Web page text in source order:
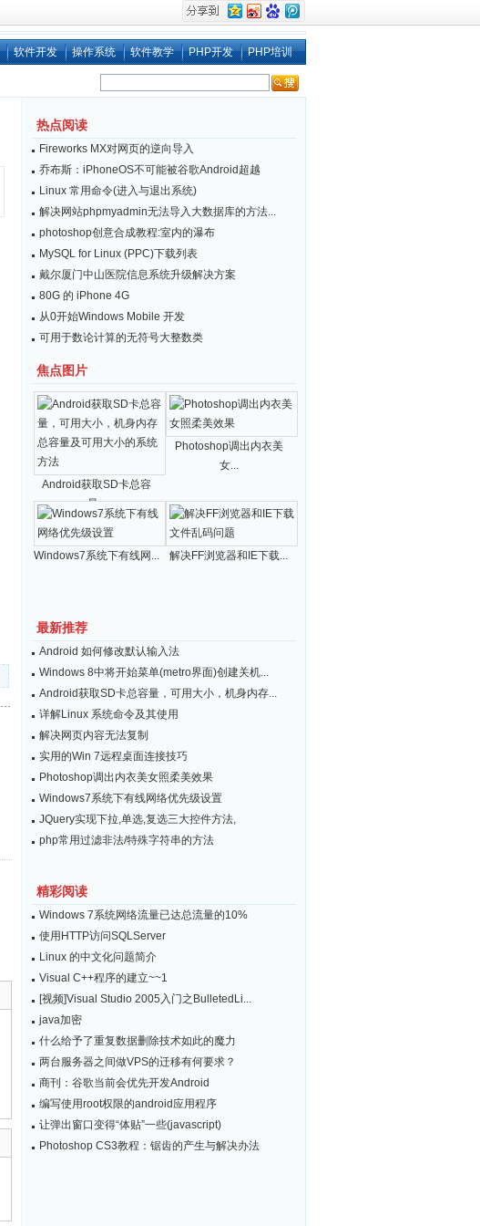
软件开发 操作系统 软件教学 PHP开发 PHP培训
热点阅读
Fireworks MX对网页的逆向导入
乔布斯：iPhoneOS不可能被谷歌Android超越
Linux 常用命令(进入与退出系统)
解决网站phpmyadmin无法导入大数据库的方法...
photoshop创意合成教程:室内的瀑布
MySQL for Linux (PPC)下载列表
戴尔厦门中山医院信息系统升级解决方案
80G 的 iPhone 4G
从0开始Windows Mobile 开发
可用于数论计算的无符号大整数类
焦点图片
Android获取SD卡总容
量...
Photoshop调出内衣美
女...
Windows7系统下有线网... 解决FF浏览器和IE下载...
最新推荐
Android 如何修改默认输入法
Windows 8中将开始菜单(metro界面)创建关机...
Android获取SD卡总容量，可用大小，机身内存...
详解Linux 系统命令及其使用
解决网页内容无法复制
实用的Win 7远程桌面连接技巧
Photoshop调出内衣美女照柔美效果
Windows7系统下有线网络优先级设置
JQuery实现下拉,单选,复选三大控件方法,
php常用过滤非法/特殊字符串的方法
精彩阅读
Windows 7系统网络流量已达总流量的10%
使用HTTP访问SQLServer
Linux 的中文化问题简介
Visual C++程序的建立~~1
[视频]Visual Studio 2005入门之BulletedLi...
java加密
什么给予了重复数据删除技术如此的魔力
两台服务器之间做VPS的迁移有何要求？
商刊：谷歌当前会优先开发Android
编写使用root权限的android应用程序
让弹出窗口变得“体贴”一些(javascript)
Photoshop CS3教程：锯齿的产生与解决办法